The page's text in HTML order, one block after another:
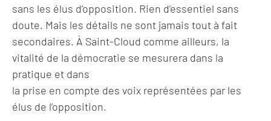
sans les élus d’opposition. Rien d’essentiel sans
doute. Mais les détails ne sont jamais tout à fait
secondaires. À Saint-Cloud comme ailleurs, la
vitalité de la démocratie se mesurera dans la
pratique et dans
la prise en compte des voix représentées par les
élus de l’opposition.